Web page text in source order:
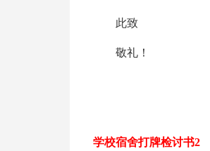
此致
敬礼！
学校宿舍打牌检讨书2